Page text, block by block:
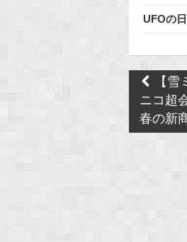
UFOの
Post【雪
ニコ超
春の新